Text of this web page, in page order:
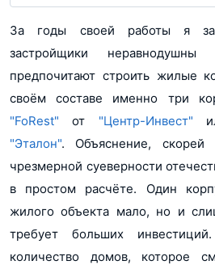
За годы своей работы я
застройщики
предпочитают строить жилые
своём составе именно три
"FoRest" от "Центр-Инвест"
"Эталон". Объяснение,
чрезмерной суеверности
в простом расчёте. Один
жилого объекта мало, но и
требует больших
количество домов, которое